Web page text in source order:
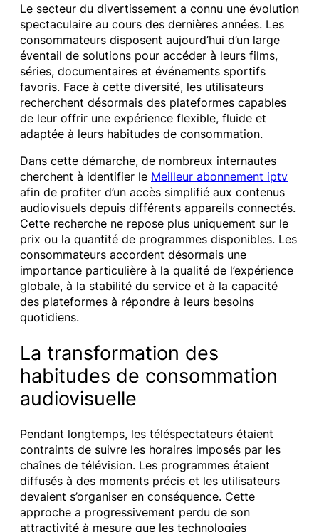
Le secteur du divertissement a connu une évolution
spectaculaire au cours des dernières années. Les
consommateurs disposent aujourd’hui d’un large
éventail de solutions pour accéder à leurs films,
séries, documentaires et événements sportifs
favoris. Face à cette diversité, les utilisateurs
recherchent désormais des plateformes capables
de leur offrir une expérience flexible, fluide et
adaptée à leurs habitudes de consommation.
Dans cette démarche, de nombreux internautes
cherchent à identifier le Meilleur abonnement iptv
afin de profiter d’un accès simplifié aux contenus
audiovisuels depuis différents appareils connectés.
Cette recherche ne repose plus uniquement sur le
prix ou la quantité de programmes disponibles. Les
consommateurs accordent désormais une
importance particulière à la qualité de l’expérience
globale, à la stabilité du service et à la capacité
des plateformes à répondre à leurs besoins
quotidiens.
La transformation des
habitudes de consommation
audiovisuelle
Pendant longtemps, les téléspectateurs étaient
contraints de suivre les horaires imposés par les
chaînes de télévision. Les programmes étaient
diffusés à des moments précis et les utilisateurs
devaient s’organiser en conséquence. Cette
approche a progressivement perdu de son
attractivité à mesure que les technologies